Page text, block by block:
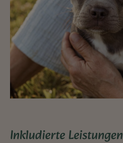
Inkludierte Leistungen